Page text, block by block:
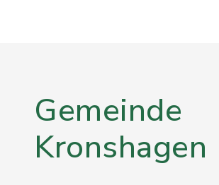
Gemeinde
Kronshagen